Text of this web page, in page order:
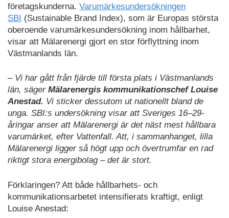
företagskunderna. Varumärkesundersökningen
SBI (Sustainable Brand Index), som är Europas största
oberoende varumärkesundersökning inom hållbarhet,
visar att Mälarenergi gjort en stor förflyttning inom
Västmanlands län.
– Vi har gått från fjärde till första plats i Västmanlands
län, säger Mälarenergis kommunikationschef Louise
Anestad. Vi sticker dessutom ut nationellt bland de
unga. SBI:s undersökning visar att Sveriges 16–29-
åringar anser att Mälarenergi är det näst mest hållbara
varumärket, efter Vattenfall. Att, i sammanhanget, lilla
Mälarenergi ligger så högt upp och övertrumfar en rad
riktigt stora energibolag – det är stort.
Förklaringen? Att både hållbarhets- och
kommunikationsarbetet intensifierats kraftigt, enligt
Louise Anestad: